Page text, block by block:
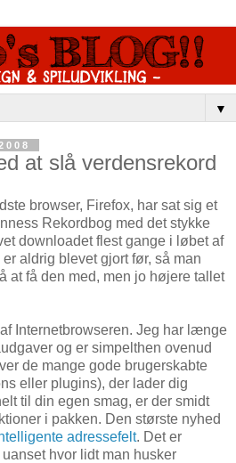
▼
at slå verdensrekord
browser, Firefox, har sat sig et
Rekordbog med det stykke
downloadet flest gange i løbet af
aldrig blevet gjort før, så man
at få den med, men jo højere tallet
Internetbrowseren. Jeg har længe
og er simpelthen ovenud
de mange gode brugerskabte
eller plugins), der lader dig
til din egen smag, er der smidt
i pakken. Den største nyhed
adressefelt. Det er
hvor lidt man husker